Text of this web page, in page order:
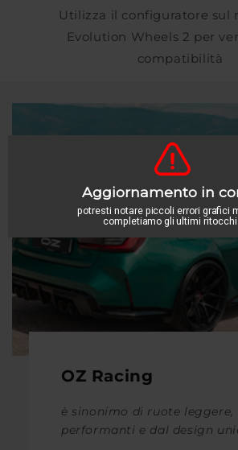
Utilizza il configuratore sul
Evolution Wheels 2 per
compatibilità
OZ Racing
è sinonimo di ruote leggere,
performanti e dal design